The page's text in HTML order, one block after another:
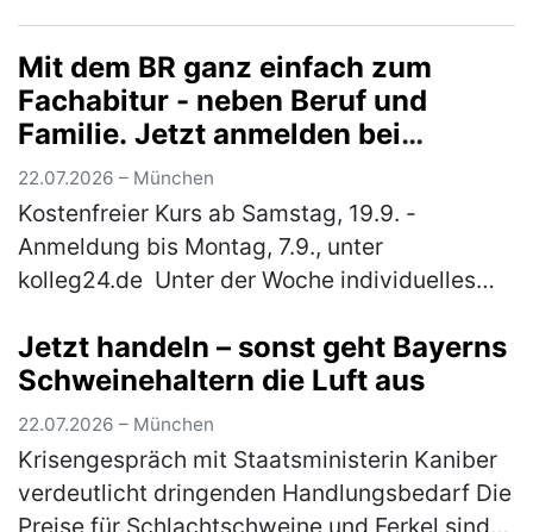
(mehr)
Mit dem BR ganz einfach zum
Fachabitur - neben Beruf und
Familie. Jetzt anmelden bei
"kolleg24"
22.07.2026 – München
Kostenfreier Kurs ab Samstag, 19.9. -
Anmeldung bis Montag, 7.9., unter
kolleg24.de Unter der Woche individuelles
Unterricht in einer nahe gelegenen Schule…
(mehr)
Jetzt handeln – sonst geht Bayerns
Schweinehaltern die Luft aus
22.07.2026 – München
Krisengespräch mit Staatsministerin Kaniber
verdeutlicht dringenden Handlungsbedarf Die
Preise für Schlachtschweine und Ferkel sind